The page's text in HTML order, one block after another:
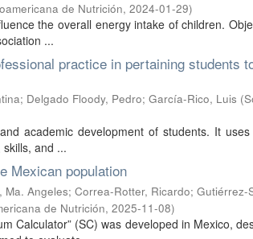
de Nutrición, 2024-01-29)
the overall energy intake of children.
...
practice in pertaining students
; Delgado Floody, Pedro; García-Rico, Luis (
academic development of students. It
and ...
Mexican population
Ma. Angeles; Correa-Rotter, Ricardo; Gutiérrez-
de Nutrición, 2025-11-08)
Calculator” (SC) was developed in Mexico,